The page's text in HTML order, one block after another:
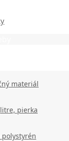
materiál
pierka
polystyrén